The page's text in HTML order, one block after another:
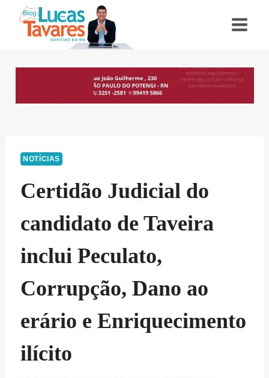
NOTÍCIAS
Certidão Judicial do
candidato de Taveira
inclui Peculato,
Corrupção, Dano ao
erário e Enriquecimento
ilícito